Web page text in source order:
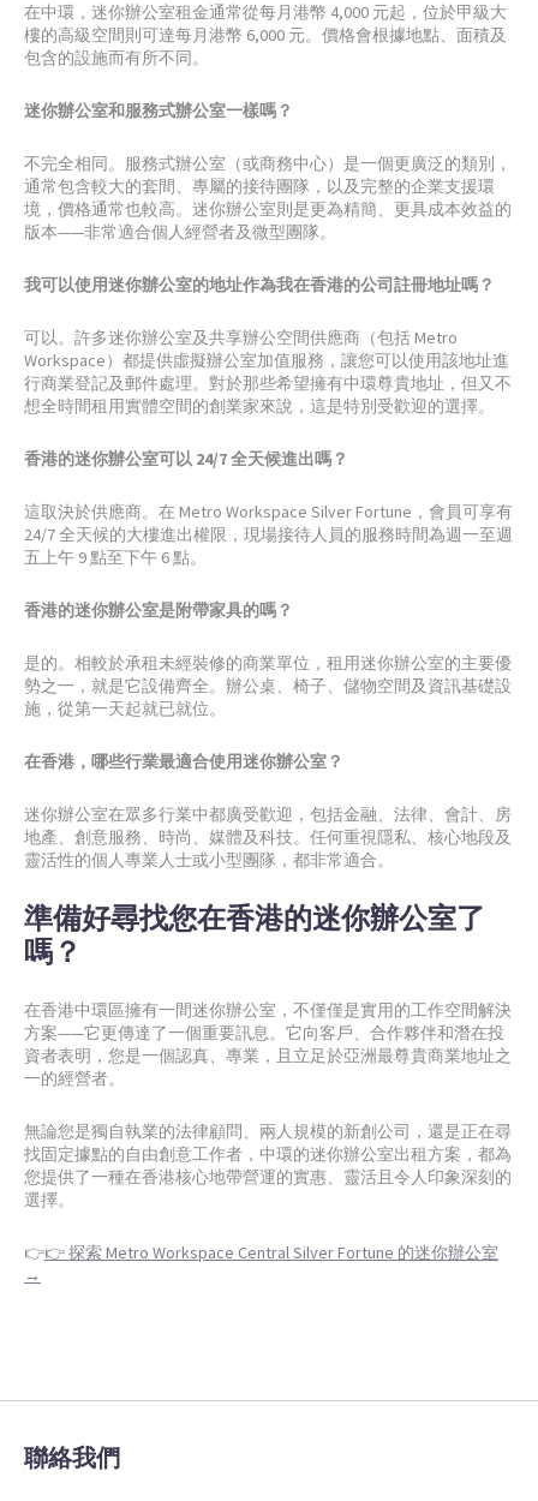
在中環，迷你辦公室租金通常從每月港幣 4,000 元起，位於甲級大
樓的高級空間則可達每月港幣 6,000 元。價格會根據地點、面積及
包含的設施而有所不同。
迷你辦公室和服務式辦公室一樣嗎？
不完全相同。服務式辦公室（或商務中心）是一個更廣泛的類別，
通常包含較大的套間、專屬的接待團隊，以及完整的企業支援環
境，價格通常也較高。迷你辦公室則是更為精簡、更具成本效益的
版本——非常適合個人經營者及微型團隊。
我可以使用迷你辦公室的地址作為我在香港的公司註冊地址嗎？
可以。許多迷你辦公室及共享辦公空間供應商（包括 Metro
Workspace）都提供虛擬辦公室加值服務，讓您可以使用該地址進
行商業登記及郵件處理。對於那些希望擁有中環尊貴地址，但又不
想全時間租用實體空間的創業家來說，這是特別受歡迎的選擇。
香港的迷你辦公室可以 24/7 全天候進出嗎？
這取決於供應商。在 Metro Workspace Silver Fortune，會員可享有
24/7 全天候的大樓進出權限，現場接待人員的服務時間為週一至週
五上午 9 點至下午 6 點。
香港的迷你辦公室是附帶家具的嗎？
是的。相較於承租未經裝修的商業單位，租用迷你辦公室的主要優
勢之一，就是它設備齊全。辦公桌、椅子、儲物空間及資訊基礎設
施，從第一天起就已就位。
在香港，哪些行業最適合使用迷你辦公室？
迷你辦公室在眾多行業中都廣受歡迎，包括金融、法律、會計、房
地產、創意服務、時尚、媒體及科技。任何重視隱私、核心地段及
靈活性的個人專業人士或小型團隊，都非常適合。
準備好尋找您在香港的迷你辦公室了
嗎？
在香港中環區擁有一間迷你辦公室，不僅僅是實用的工作空間解決
方案——它更傳達了一個重要訊息。它向客戶、合作夥伴和潛在投
資者表明，您是一個認真、專業，且立足於亞洲最尊貴商業地址之
一的經營者。
無論您是獨自執業的法律顧問、兩人規模的新創公司，還是正在尋
找固定據點的自由創意工作者，中環的迷你辦公室出租方案，都為
您提供了一種在香港核心地帶營運的實惠、靈活且令人印象深刻的
選擇。
👉👉 探索 Metro Workspace Central Silver Fortune 的迷你辦公室
→
聯絡我們